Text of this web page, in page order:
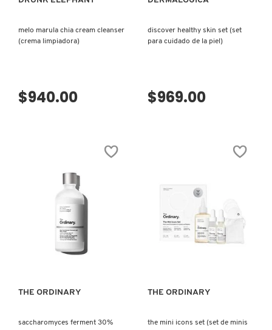
INNISFREE
IT COSMETICS
JEAN PAUL GAULTIER
melo marula chia cream cleanser
(crema limpiadora)
$940.00
discover healthy skin set (set
para cuidado de la piel)
$969.00
VISTA RÁPIDA
THE ORDINARY
saccharomyces ferment 30%
VISTA RÁPIDA
THE ORDINARY
the mini icons set (set de minis